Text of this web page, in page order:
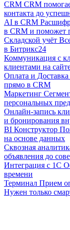
CRM CRM
контакта до
AI в CRM
в CRM и поможет
Складской учёт
в Битрикс24
Коммуникация с
клиентами на
Оплата и Доставка
прямо в CRM
Маркетинг
персональных
Онлайн-запись
и бронирования
BI Конструктор
на основе данных
Сквозная
объявления до
Интеграция с 1С
времени
Терминал Прием
Нужен только